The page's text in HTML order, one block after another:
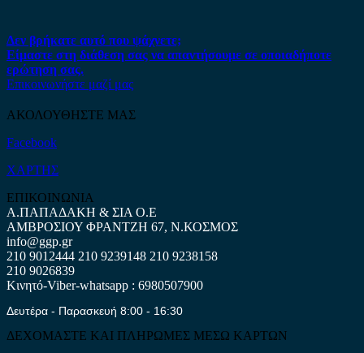
Δεν βρήκατε αυτό που ψάχνετε;
Είμαστε στη διάθεση σας να απαντήσουμε σε οποιαδήποτε
ερώτηση σας.
Επικοινωνήστε μαζί μας
ΑΚΟΛΟΥΘΗΣΤΕ ΜΑΣ
Facebook
ΧΑΡΤΗΣ
ΕΠΙΚΟΙΝΩΝΙΑ
Α.ΠΑΠΑΔΑΚΗ & ΣΙΑ Ο.Ε
ΑΜΒΡΟΣΙΟΥ ΦΡΑΝΤΖΗ 67, Ν.ΚΟΣΜΟΣ
info@ggp.gr
210 9012444 210 9239148 210 9238158
210 9026839
Κινητό-Viber-whatsapp : 6980507900
Δευτέρα - Παρασκευή 8:00 - 16:30
ΔΕΧΟΜΑΣΤΕ ΚΑΙ ΠΛΗΡΩΜΕΣ ΜΕΣΩ ΚΑΡΤΩΝ